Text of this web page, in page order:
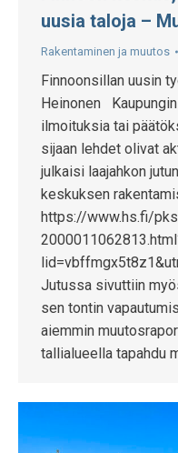
uusia taloja –
Rakentaminen ja muutos
Finnoonsillan uusin
Heinonen
ilmoituksia tai
sijaan lehdet olivat
julkaisi laajahkon
keskuksen
https://www.hs.fi/
Jutussa sivuttiin
sen tontin
aiemmin
tallialueella tapahdu